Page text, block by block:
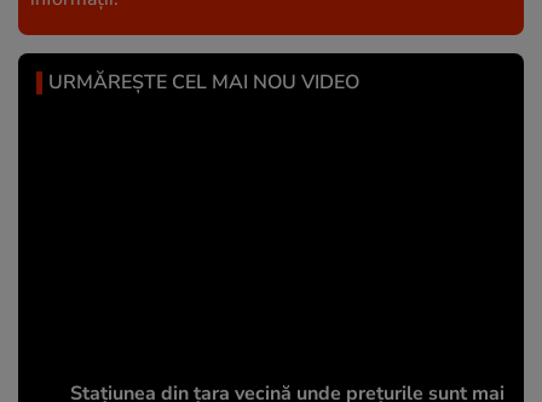
URMĂREȘTE CEL MAI NOU VIDEO
Stațiunea din țara vecină unde prețurile sunt mai